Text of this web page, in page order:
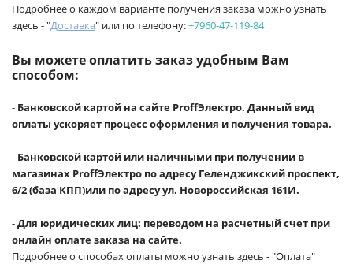
Подробнее о каждом варианте получения заказа можно узнать
здесь - "Доставка" или по телефону:+7960-47-119-84
Вы можете оплатить заказ удобным Вам
способом:
- Банковской картой на сайте ProffЭлектро. Данный вид
оплаты ускоряет процесс оформления и получения товара.
- Банковской картой или наличными при получении в
магазинах ProffЭлектро по адресу Геленджикский проспект,
6/2 (база КПП)или по адресу ул. Новороссийская 161И.
-Для юридических лиц: переводом на расчетный счет при
онлайн оплате заказа на сайте.
Подробнее о способах оплаты можно узнать здесь - "Оплата"